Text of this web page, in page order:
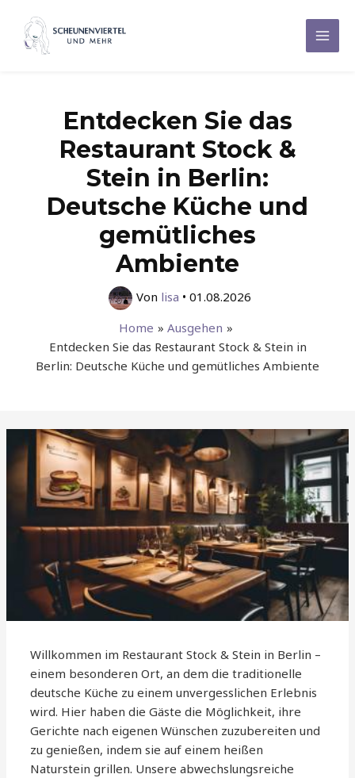
Inhalt
springen
Main
Entdecken Sie das
Restaurant Stock &
Stein in Berlin:
Deutsche Küche und
gemütliches
Ambiente
Von lisa • 01.08.2026
Home
Ausgehen
Entdecken Sie das Restaurant Stock & Stein in
Berlin: Deutsche Küche und gemütliches Ambiente
Willkommen im Restaurant Stock & Stein in Berlin –
einem besonderen Ort, an dem die traditionelle
deutsche Küche zu einem unvergesslichen Erlebnis
wird. Hier haben die Gäste die Möglichkeit, ihre
Gerichte nach eigenen Wünschen zuzubereiten und
zu genießen, indem sie auf einem heißen
Naturstein grillen. Unsere abwechslungsreiche